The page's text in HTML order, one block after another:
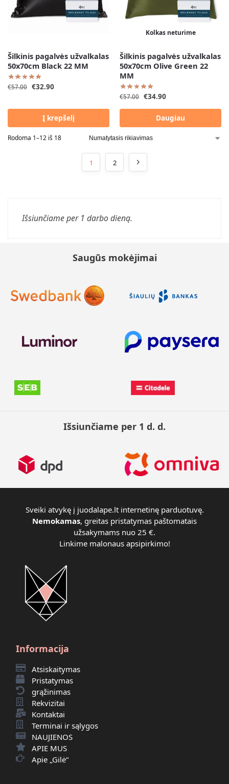
Šilkinis pagalvės užvalkalas
50x70cm Black 22 MM
€57.00 €32.90
Į krepšelį
Kolkas neturime
Šilkinis pagalvės užvalkalas
50x70cm Olive Green 22
MM
€57.00 €34.90
Daugiau
Rodoma 1–12 iš 18
1 2
Išsiunčiame per 1 darbo dieną.
Saugūs mokėjimai
Išsiunčiame per 1 d. d.
Sveiki atvykę į juodalape.lt internetinę parduotuvę.
Nemokamas, greitas pristatymas paštomatais
užsakymams nuo 25 €.
Linkime malonaus apsipirkimo!
Informacija
Atsiskaitymas
Pristatymas
grąžinimas
Rekvizitai
Kontaktai
Terminai ir sąlygos
NAUJIENOS
APIE MUS
Apie „Gilė“